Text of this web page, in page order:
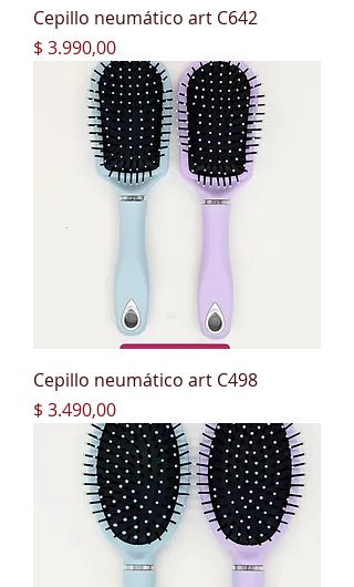
Cepillo neumático art C642
Precio
$ 3.990,00
Cepillo neumático art C498
Precio
$ 3.490,00